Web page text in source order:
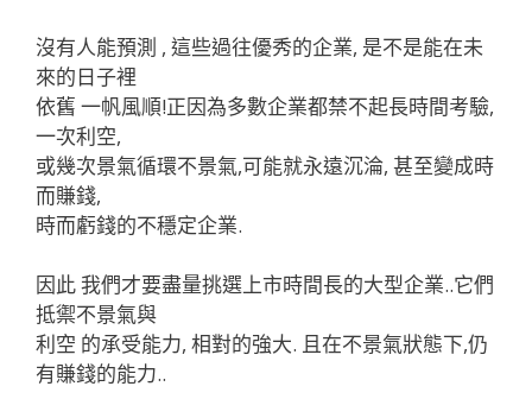
沒有人能預測 , 這些過往優秀的企業, 是不是能在未
來的日子裡
依舊 一帆風順!正因為多數企業都禁不起長時間考驗,
一次利空,
或幾次景氣循環不景氣,可能就永遠沉淪, 甚至變成時
而賺錢,
時而虧錢的不穩定企業.
因此 我們才要盡量挑選上市時間長的大型企業..它們
抵禦不景氣與
利空 的承受能力, 相對的強大. 且在不景氣狀態下,仍
有賺錢的能力..